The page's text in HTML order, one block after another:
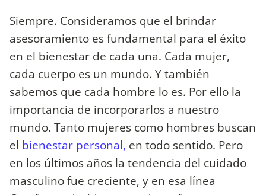
Siempre. Consideramos que el brindar
asesoramiento es fundamental para el éxito
en el bienestar de cada una. Cada mujer,
cada cuerpo es un mundo. Y también
sabemos que cada hombre lo es. Por ello la
importancia de incorporarlos a nuestro
mundo. Tanto mujeres como hombres buscan
el bienestar personal, en todo sentido. Pero
en los últimos años la tendencia del cuidado
masculino fue creciente, y en esa línea